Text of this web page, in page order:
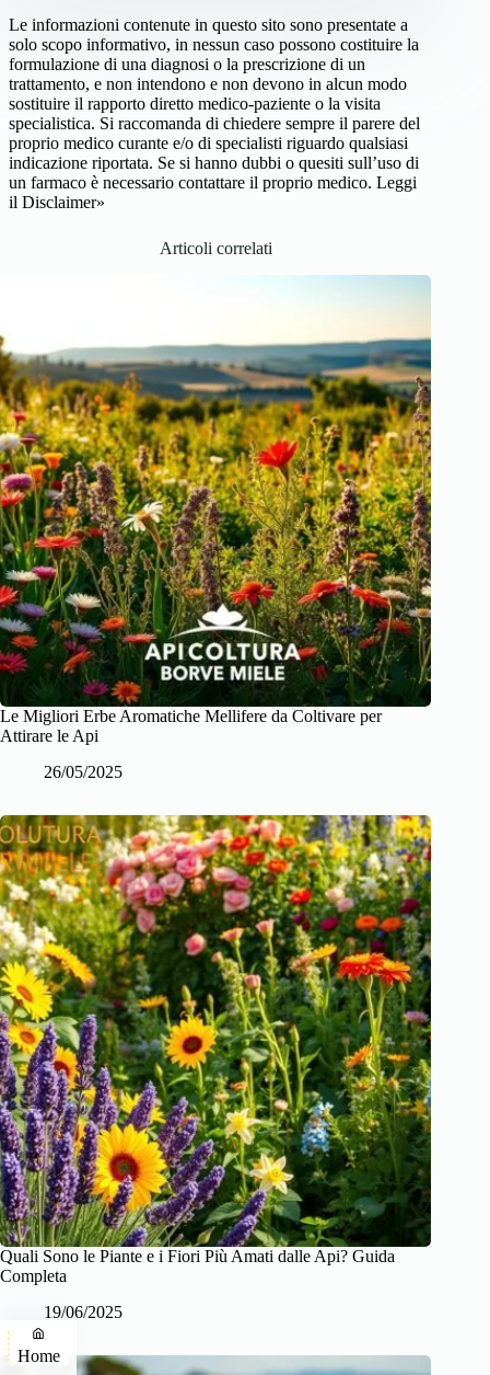
Le informazioni contenute in questo sito sono presentate a
solo scopo informativo, in nessun caso possono costituire la
formulazione di una diagnosi o la prescrizione di un
trattamento, e non intendono e non devono in alcun modo
sostituire il rapporto diretto medico-paziente o la visita
specialistica. Si raccomanda di chiedere sempre il parere del
proprio medico curante e/o di specialisti riguardo qualsiasi
indicazione riportata. Se si hanno dubbi o quesiti sull’uso di
un farmaco è necessario contattare il proprio medico. Leggi
il Disclaimer»
Articoli correlati
Le Migliori Erbe Aromatiche Mellifere da Coltivare per
Attirare le Api
26/05/2025
Quali Sono le Piante e i Fiori Più Amati dalle Api? Guida
Completa
19/06/2025
Home